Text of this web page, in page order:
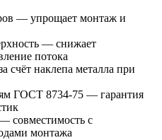
— упрощает монтаж и
— снижает
потока
счёт наклепа металла при
ГОСТ 8734‑75 — гарантия
совместимость с
монтажа